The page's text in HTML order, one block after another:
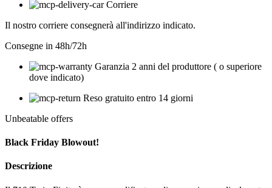
Corriere
Il nostro corriere consegnerà all'indirizzo indicato.
Consegne in 48h/72h
Garanzia 2 anni del produttore ( o superiore
dove indicato)
Reso gratuito entro 14 giorni
Unbeatable offers
Black Friday Blowout!
Descrizione